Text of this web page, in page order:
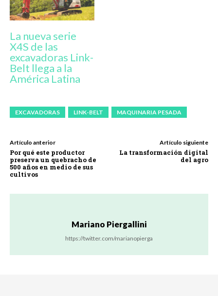
La nueva serie
X4S de las
excavadoras Link-
Belt llega a la
América Latina
EXCAVADORAS LINK-BELT MAQUINARIA PESADA
Artículo anterior
Por qué este productor
preserva un quebracho de
500 años en medio de sus
cultivos
Artículo siguiente
La transformación digital
del agro
Mariano Piergallini
https://twitter.com/marianopierga